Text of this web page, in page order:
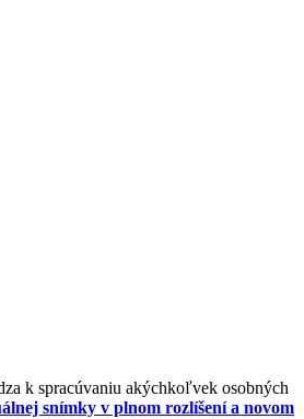
k spracúvaniu akýchkoľvek osobných
snímky v plnom rozlíšení a novom